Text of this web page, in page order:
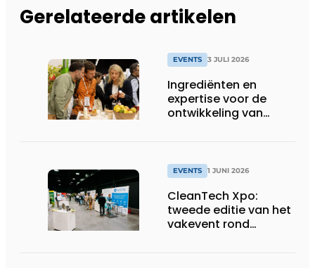
Gerelateerde artikelen
EVENTS 3 JULI 2026
Ingrediënten en
expertise voor de
ontwikkeling van
EVENTS 1 JUNI 2026
CleanTech Xpo:
tweede editie van het
vakevent rond